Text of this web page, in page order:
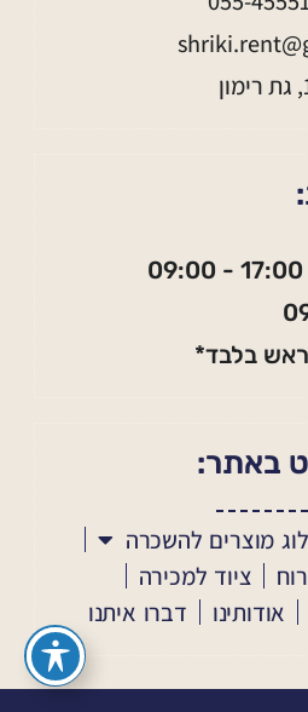
בלבד*
באתר:
מוצרים להשכרה
ציוד למכירה
אודותינו דברו איתנו